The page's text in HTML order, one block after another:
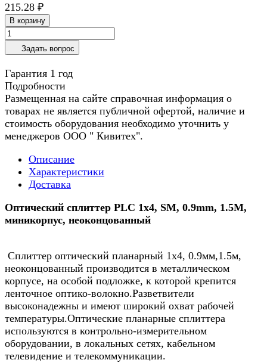
215.28 ₽
В корзину
Задать вопрос
Гарантия 1 год
Подробности
Размещенная на сайте справочная информация о
товарах не является публичной офертой, наличие и
стоимость оборудования необходимо уточнить у
менеджеров ООО " Кивитех".
Описание
Характеристики
Доставка
Оптический сплиттер PLC 1х4, SM, 0.9mm, 1.5M,
миникорпус, неоконцованный
Сплиттер оптический планарный 1х4, 0.9мм,1.5м,
неоконцованный производится в металлическом
корпусе, на особой подложке, к которой крепится
ленточное оптико-волокно.Разветвители
высоконадежны и имеют широкий охват рабочей
температуры.Оптические планарные сплиттера
используются в контрольно-измерительном
оборудовании, в локальных сетях, кабельном
телевидение и телекоммуникации.